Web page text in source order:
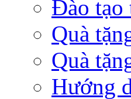
Đào tạo
Quà
Quà
Hướng